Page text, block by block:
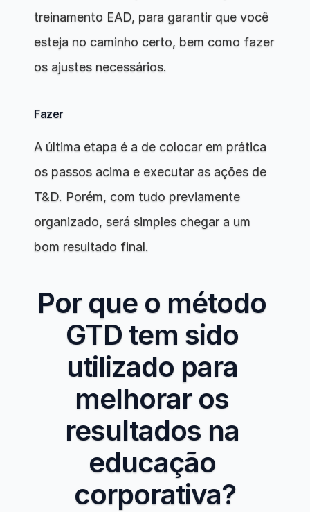
treinamento EAD, para garantir que você
esteja no caminho certo, bem como fazer
os ajustes necessários.
Fazer
A última etapa é a de colocar em prática
os passos acima e executar as ações de
T&D. Porém, com tudo previamente
organizado, será simples chegar a um
bom resultado final.
Por que o método
GTD tem sido
utilizado para
melhorar os
resultados na
educação
corporativa?